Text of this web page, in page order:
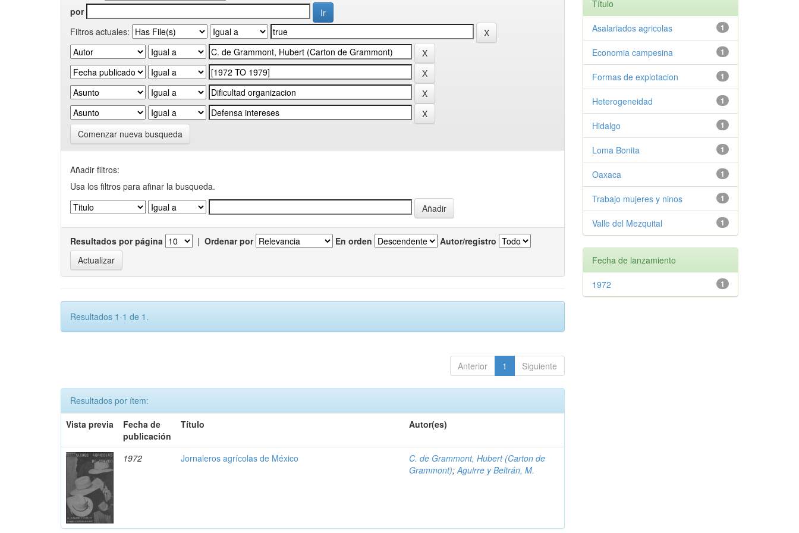
por
Filtros actuales:
Comenzar nueva busqueda
Añadir filtros:
Usa los filtros para afinar la busqueda.
Resultados por página | Ordenar por En orden Autor/registro
Resultados 1-1 de 1.
Anterior 1 Siguiente
Resultados por ítem:
Vista previa
Fecha de
publicación
Título Autor(es)
1972 Jornaleros agrícolas de México
C. de Grammont, Hubert (Carton de
Grammont);Aguirre y Beltrán, M.
Título
1
Asalariados agricolas
1
Economia campesina
1
Formas de explotacion
1
Heterogeneidad
1
Hidalgo
1
Loma Bonita
1
Oaxaca
1
Trabajo mujeres y ninos
1
Valle del Mezquital
Fecha de lanzamiento
1
1972